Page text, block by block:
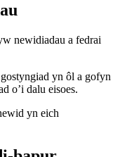
newidiadau a fedrai
yn ôl a gofyn
o’i dalu eisoes.
yn eich